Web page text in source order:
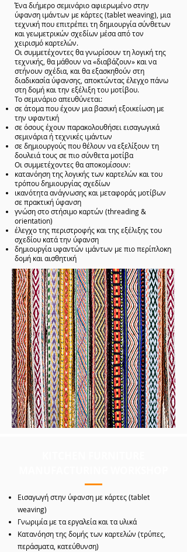
Ένα διήμερο σεμινάριο αφιερωμένο στην
ύφανση ιμάντων με κάρτες (tablet weaving), μια
τεχνική που επιτρέπει τη δημιουργία σύνθετων
και γεωμετρικών σχεδίων μέσα από τον
χειρισμό καρτελών.
Οι συμμετέχοντες θα γνωρίσουν τη λογική της
τεχνικής, θα μάθουν να «διαβάζουν» και να
στήνουν σχέδια, και θα εξασκηθούν στη
διαδικασία ύφανσης, αποκτώντας έλεγχο πάνω
στη δομή και την εξέλιξη του μοτίβου.
Το σεμινάριο απευθύνεται:
σε άτομα που έχουν μια βασική εξοικείωση με
την υφαντική
σε όσους έχουν παρακολουθήσει εισαγωγικά
σεμινάρια ή τεχνικές ιμάντων
σε δημιουργούς που θέλουν να εξελίξουν τη
δουλειά τους σε πιο σύνθετα μοτίβα
Οι συμμετέχοντες θα αποκομίσουν:
κατανόηση της λογικής των καρτελών και του
τρόπου δημιουργίας σχεδίων
ικανότητα ανάγνωσης και μεταφοράς μοτίβων
σε πρακτική ύφανση
γνώση στο στήσιμο καρτών (threading &
orientation)
έλεγχο της περιστροφής και της εξέλιξης του
σχεδίου κατά την ύφανση
δημιουργία υφαντών ιμάντων με πιο περίπλοκη
δομή και αισθητική
Εισαγωγή στην ύφανση με κάρτες (tablet
weaving)
Γνωριμία με τα εργαλεία και τα υλικά
Κατανόηση της δομής των καρτελών (τρύπες,
περάσματα, κατεύθυνση)